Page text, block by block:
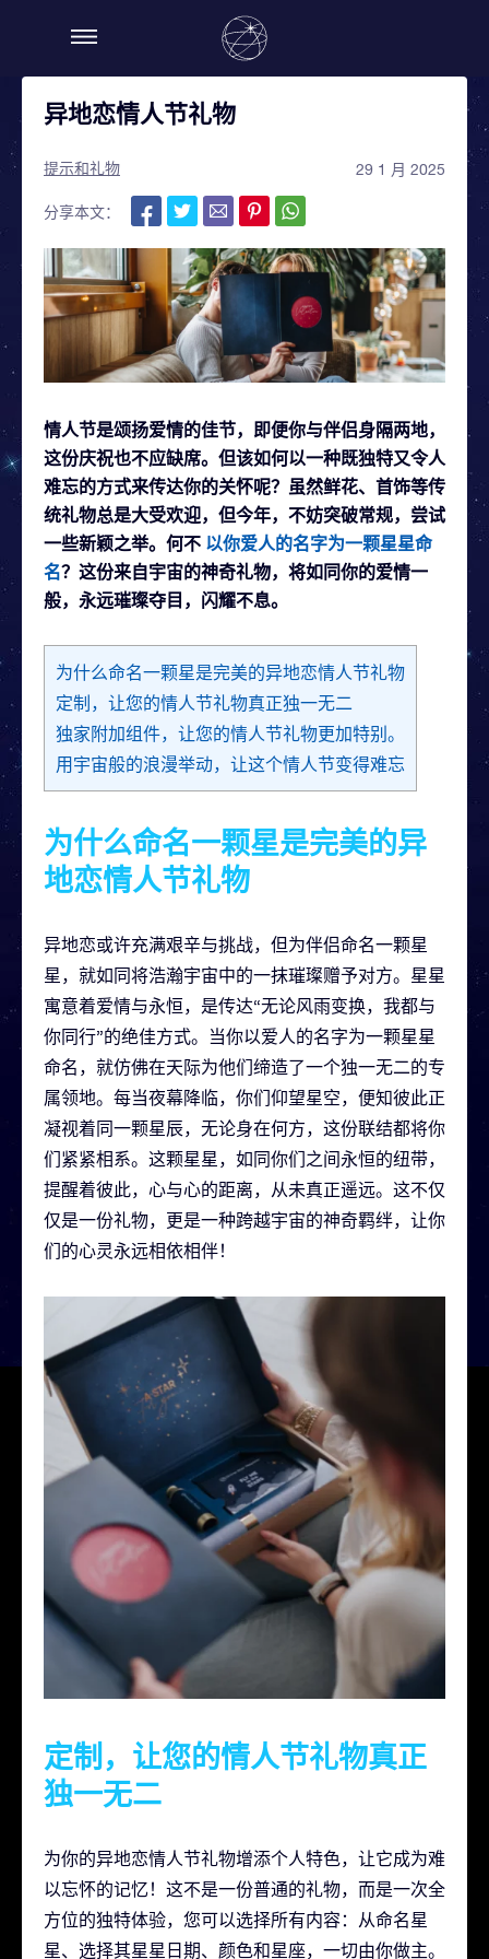
异地恋情人节礼物
提示和礼物 29 1 月 2025
分享本文：
情人节是颂扬爱情的佳节，即便你与伴侣身隔两地，
这份庆祝也不应缺席。但该如何以一种既独特又令人
难忘的方式来传达你的关怀呢？虽然鲜花、首饰等传
统礼物总是大受欢迎，但今年，不妨突破常规，尝试
一些新颖之举。何不 以你爱人的名字为一颗星星命
名？这份来自宇宙的神奇礼物，将如同你的爱情一
般，永远璀璨夺目，闪耀不息。
为什么命名一颗星是完美的异地恋情人节礼物
定制，让您的情人节礼物真正独一无二
独家附加组件，让您的情人节礼物更加特别。
用宇宙般的浪漫举动，让这个情人节变得难忘
为什么命名一颗星是完美的异
地恋情人节礼物
异地恋或许充满艰辛与挑战，但为伴侣命名一颗星
星，就如同将浩瀚宇宙中的一抹璀璨赠予对方。星星
寓意着爱情与永恒，是传达“无论风雨变换，我都与
你同行”的绝佳方式。当你以爱人的名字为一颗星星
命名，就仿佛在天际为他们缔造了一个独一无二的专
属领地。每当夜幕降临，你们仰望星空，便知彼此正
凝视着同一颗星辰，无论身在何方，这份联结都将你
们紧紧相系。这颗星星，如同你们之间永恒的纽带，
提醒着彼此，心与心的距离，从未真正遥远。这不仅
仅是一份礼物，更是一种跨越宇宙的神奇羁绊，让你
们的心灵永远相依相伴！
定制，让您的情人节礼物真正
独一无二
为你的异地恋情人节礼物增添个人特色，让它成为难
以忘怀的记忆！这不是一份普通的礼物，而是一次全
方位的独特体验，您可以选择所有内容：从命名星
星、选择其星星日期、颜色和星座，一切由你做主。